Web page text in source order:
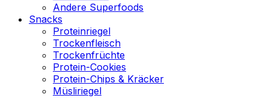
Andere Superfoods
Snacks
Proteinriegel
Trockenfleisch
Trockenfrüchte
Protein-Cookies
Protein-Chips & Kräcker
Müsliriegel